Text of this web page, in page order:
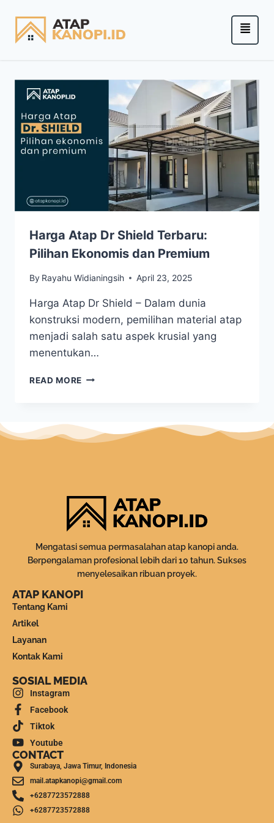
Harga Atap Dr Shield Terbaru:
Pilihan Ekonomis dan Premium
By Rayahu Widianingsih April 23, 2025
Harga Atap Dr Shield – Dalam dunia
konstruksi modern, pemilihan material atap
menjadi salah satu aspek krusial yang
menentukan…
READ MORE
Mengatasi semua permasalahan atap kanopi anda.
Berpengalaman profesional lebih dari 10 tahun. Sukses
menyelesaikan ribuan proyek.
ATAP KANOPI
Tentang Kami
Artikel
Layanan
Kontak Kami
SOSIAL MEDIA
Instagram
Facebook
Tiktok
Youtube
CONTACT
Surabaya, Jawa Timur, Indonesia
mail.atapkanopi@gmail.com
+6287723572888
+6287723572888